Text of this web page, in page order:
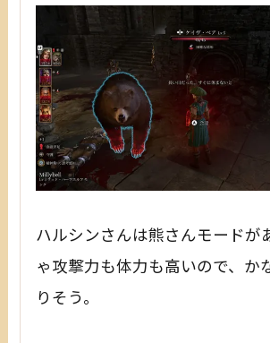
ハルシンさんは熊さんモードが
ゃ攻撃力も体力も高いので、か
りそう。